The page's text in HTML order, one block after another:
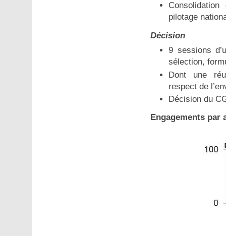
pilotage
Décision
9 sessions
sélection,
Dont une
respect de
Décision du
Engagements par